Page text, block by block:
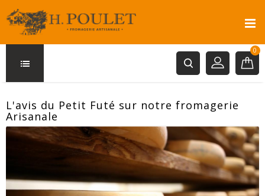
0
L'avis du Petit Futé sur notre fromagerie
Arisanale